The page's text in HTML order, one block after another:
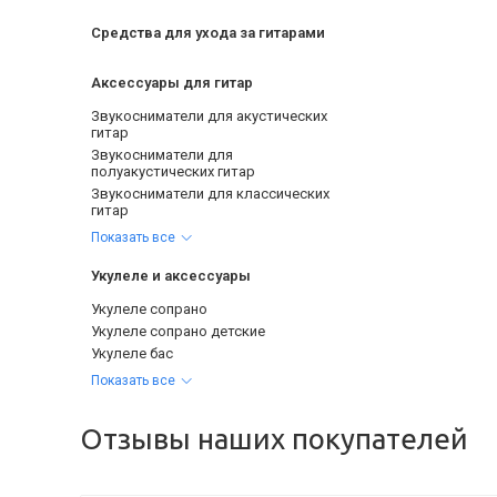
Средства для ухода за гитарами
Аксессуары для гитар
Звукосниматели для акустических
гитар
Звукосниматели для
полуакустических гитар
Звукосниматели для классических
гитар
Показать все
Укулеле и аксессуары
Укулеле сопрано
Укулеле сопрано детские
Укулеле бас
Показать все
Отзывы наших покупателей